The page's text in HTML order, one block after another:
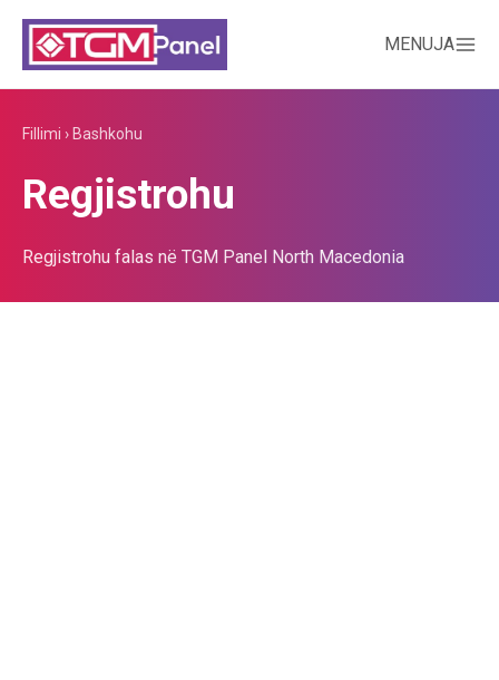
MENUJA
Fillimi › Bashkohu
Regjistrohu
Regjistrohu falas në TGM Panel North Macedonia